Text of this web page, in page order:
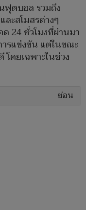
ฟุตบอล รวมถึง
ะสโมสรต่างๆ
24 ชั่วโมงที่ผ่านมา
รแข่งขัน แต่ในขณะ
ดยเฉพาะในช่วง
ซ่อน